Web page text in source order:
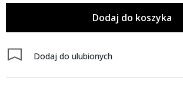
Dodaj do koszyka
Dodaj do ulubionych